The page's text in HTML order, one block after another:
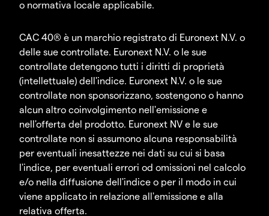
o normativa locale applicabile.
CAC 40® è un marchio registrato di Euronext N.V. o
delle sue controllate. Euronext N.V. o le sue
controllate detengono tutti i diritti di proprietà
(intellettuale) dell'indice. Euronext N.V. o le sue
controllate non sponsorizzano, sostengono o hanno
alcun altro coinvolgimento nell'emissione e
nell'offerta del prodotto. Euronext NV e le sue
controllate non si assumono alcuna responsabilità
per eventuali inesattezze nei dati su cui si basa
l'indice, per eventuali errori od omissioni nel calcolo
e/o nella diffusione dell'indice o per il modo in cui
viene applicato in relazione all'emissione e alla
relativa offerta.